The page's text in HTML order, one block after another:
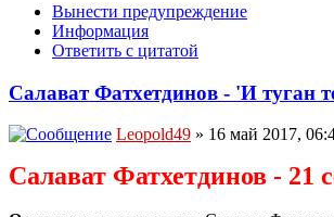
Вынести предупреждение
Информация
Ответить с цитатой
Салават Фатхетдинов - 'И туган
Leopold49 » 16 май 2017,
Салават Фатхетдинов - 21